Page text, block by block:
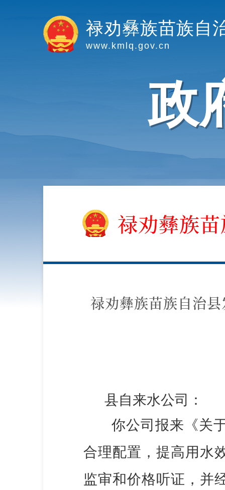
禄劝彝族苗族自
www.kmlq.gov.cn
政
禄劝彝族
禄劝彝族苗族自治
县自来水公司：
你公司报来《关
合理配置，提高用水
监审和价格听证，并